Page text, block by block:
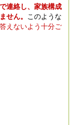
連絡し、家族構成
せん。
このような
えないよう十分ご